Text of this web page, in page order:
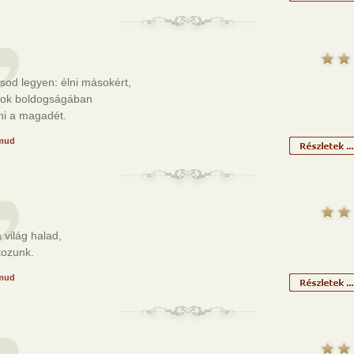
legyen: élni másokért,
boldogságában
a magadét.
világ halad,